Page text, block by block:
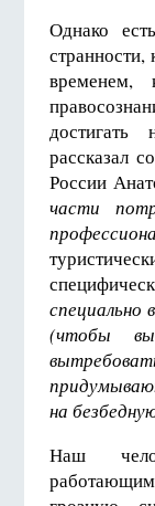
Однако
странности,
временем,
рассказал
России
части
специально
(чтобы
на
Наш